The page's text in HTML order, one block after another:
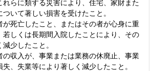
れらに類する災害により、住宅、家財また
いて著しい損害を受けたこと。
が死亡したこと、またはその者が心身に重
若しくは長期間入院したことにより、その
少したこと。
の収入が、事業または業務の休廃止、事業
、失業等により著しく減少したこと。